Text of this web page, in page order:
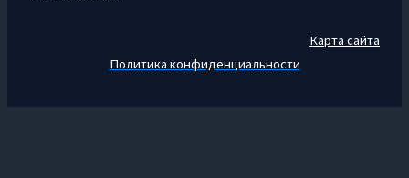
Карта сайта
Политика конфиденциальности